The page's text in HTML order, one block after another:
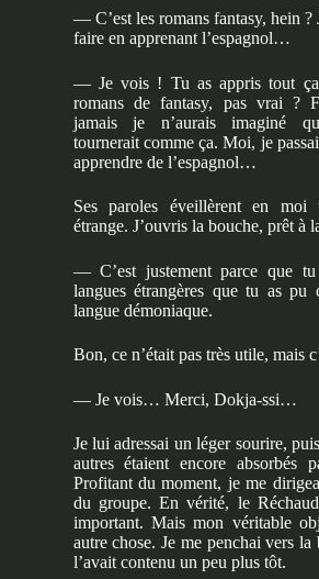
— C’est les romans fantasy, hein ?
faire en apprenant l’espagnol…
— Je vois ! Tu as appris tout ça
romans de fantasy, pas vrai ?
jamais je n’aurais imaginé
tournerait comme ça. Moi, je
apprendre de l’espagnol…
Ses paroles éveillèrent en moi
étrange. J’ouvris la bouche, prêt à
— C’est justement parce que
langues étrangères que tu as pu
langue démoniaque.
Bon, ce n’était pas très utile, mais
— Je vois… Merci, Dokja-ssi…
Je lui adressai un léger sourire,
autres étaient encore absorbés
Profitant du moment, je me
du groupe. En vérité, le
important. Mais mon véritable
autre chose. Je me penchai vers
l’avait contenu un peu plus tôt.